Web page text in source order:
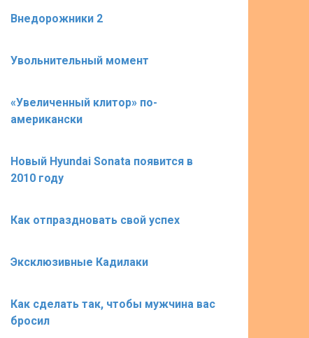
Внедорожники 2
Увольнительный момент
«Увеличенный клитор» по-
американски
Новый Hyundai Sonata появится в
2010 году
Как отпраздновать свой успех
Эксклюзивные Кадилаки
Как сделать так, чтобы мужчина вас
бросил